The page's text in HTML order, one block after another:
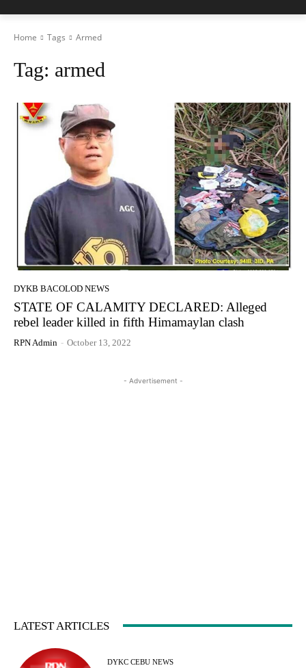
Home Tags Armed
Tag: armed
DYKB BACOLOD NEWS
STATE OF CALAMITY DECLARED: Alleged
rebel leader killed in fifth Himamaylan clash
RPN Admin - October 13, 2022
- Advertisement -
LATEST ARTICLES
DYKC CEBU NEWS